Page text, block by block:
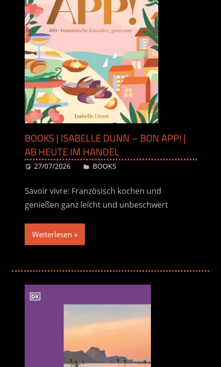
BOOKS | ISABELLE DUNN – BON APP! |
AB HEUTE IM HANDEL
27/07/2026 Desiree
BOOKS
Savoir vivre: Französisch kochen und
genießen ganz leicht und unbeschwert
Weiterlesen